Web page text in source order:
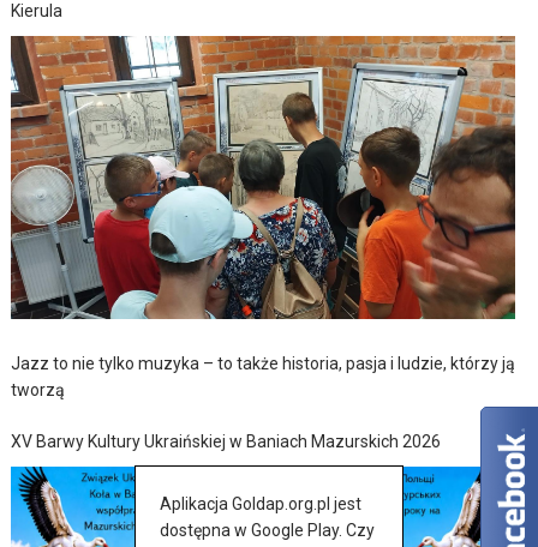
Kierula
Jazz to nie tylko muzyka – to także historia, pasja i ludzie, którzy ją
tworzą
XV Barwy Kultury Ukraińskiej w Baniach Mazurskich 2026
Aplikacja Goldap.org.pl jest
dostępna w Google Play. Czy